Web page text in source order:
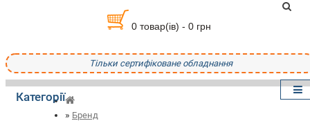
0 товар(ів) - 0 грн
Тільки сертифіковане обладнання
Категорії
Бренд